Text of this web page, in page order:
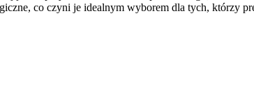
co czyni je idealnym wyborem dla tych, którzy